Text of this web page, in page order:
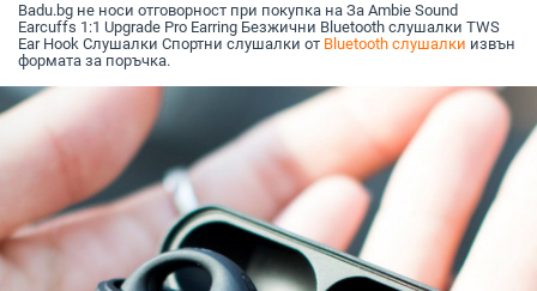
Badu.bg не носи отговорност при покупка на За Ambie Sound
Earcuffs 1:1 Upgrade Pro Earring Безжични Bluetooth слушалки TWS
Ear Hook Слушалки Спортни слушалки от Bluetooth слушалки извън
формата за поръчка.